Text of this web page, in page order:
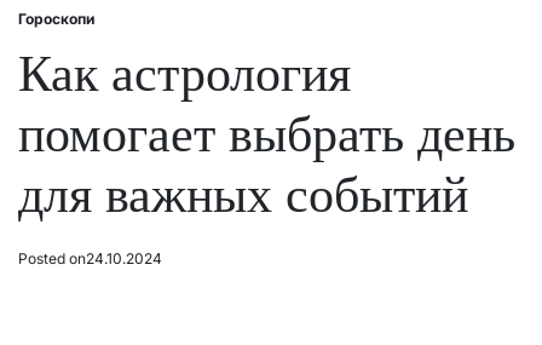
Posted
Гороскопи
Как астрология
помогает выбрать день
для важных событий
Posted on24.10.2024